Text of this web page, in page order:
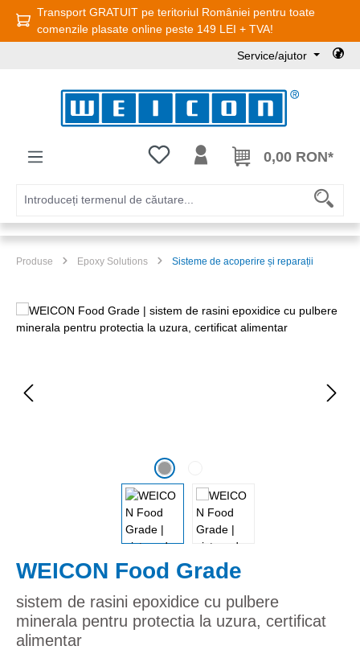
Sari la conținutul principal
Transport GRATUIT pe teritoriul României pentru toate
comenzile plasate online peste 149 LEI + TVA!
Service/ajutor
Aveți 0 articole din lista de dorințe
0,00 RON*
Produse Epoxy Solutions Sisteme de acoperire și reparații
Sari peste galeria de imagini
WEICON Food Grade
sistem de rasini epoxidice cu pulbere
minerala pentru protectia la uzura, certificat
alimentar